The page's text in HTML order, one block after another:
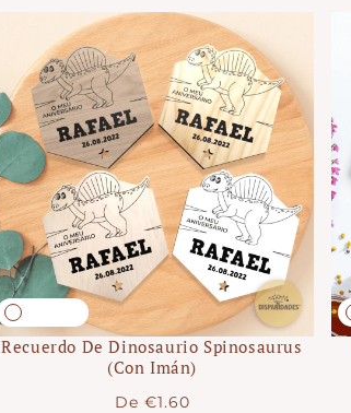
Recuerdo De Dinosaurio Spinosaurus
(con Imán)
Precio
De €1.60